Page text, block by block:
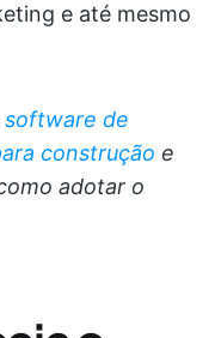
e até mesmo
software de
construção e
adotar o